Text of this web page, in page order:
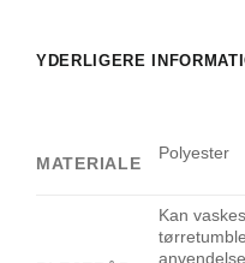
YDERLIGERE
MATERIALE
Polyester
Kan